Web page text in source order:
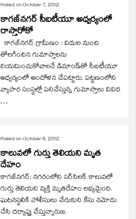
Posted onOctober 7, 2012
కాగజ్‌నగర్‌ సీఐటీయూ అధ్వర్యంలో
రాస్తారోకో
కాగజ్‌నగర్‌ గ్రామీణం : విదుల నుంచి
తోలగించిన గుమాస్తాలను
నియమించుకోవాలనే డిమాండ్‌తో సీఐటీయూ
అధ్వర్యంలో అందోళన చేపట్టారు. పట్టణంలోని
వ్యాపార సంస్థల్లో పనిచేస్తున్న గుమాస్తాలు వివిద
…
Posted onOctober 6, 2012
కాలువలో గుర్తు తెలియని మృత
దేహం
కాగజ్‌నగర్‌: నగరంలోని సర్‌సిలక్‌ కాలువలో
గుర్తు తెలియని వ్యక్తి మృతదేహం లభ్యమైంది.
ఘటనస్థలికి పోలీసులు చేరుకుని కేసు నమోదు
చేసి దర్యాప్తు చేస్తున్నారుజ.